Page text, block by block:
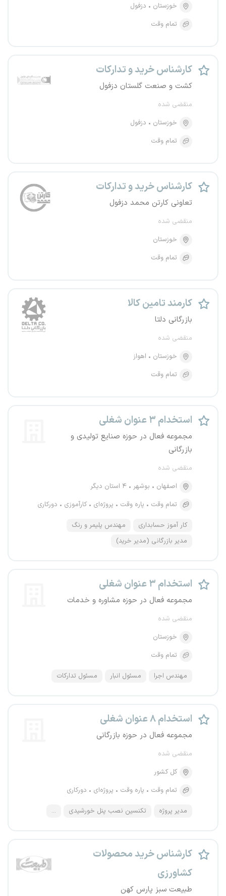
خوزستان
دزفول
تمام وقت
کارشناس خرید و تدارکات
کشت و صنعت گلستان دزفول
منقضی شده
خوزستان
دزفول
تمام وقت
کارشناس خرید و تدارکات
تعاونی کارتن محمد دزفول
منقضی شده
خوزستان
تمام وقت
کارمند تامین کالا
بازرگانی دلتا
منقضی شده
خوزستان
اهواز
تمام وقت
استخدام ۳ عنوان شغلی
مجموعه فعال در حوزه صنایع تولیدی و
بازرگانی
منقضی شده
اصفهان
بوشهر
۴ استان دیگر
تمام وقت
پاره وقت پروژه‌ای کارآموزی دورکاری
کار آموز حسابداری
مهندس پلیمر و رنگ
مدیر بازرگانی (مدیر خرید)
استخدام ۳ عنوان شغلی
مجموعه فعال در حوزه مشاوره و خدمات
منقضی شده
خوزستان
تمام وقت
مهندس اجرا مسئول انبار مسئول تدارکات
استخدام ۸ عنوان شغلی
مجموعه فعال در حوزه بازرگانی
منقضی شده
کل کشور
تمام وقت
پاره وقت پروژه‌ای دورکاری
مدیر پروژه تکنسین نصب پنل خورشیدی ...
کارشناس خرید محصولات
کشاورزی
طبیعت سبز پارس کهن